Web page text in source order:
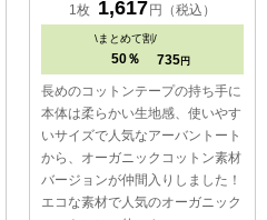
1枚 1,617 円（税込）
\まとめて割/
50％ 735円
長めのコットンテープの持ち手に
本体は柔らかい生地感、使いやす
いサイズで人気なアーバントート
から、オーガニックコットン素材
バージョンが仲間入りしました！
エコな素材で人気のオーガニック